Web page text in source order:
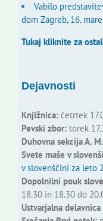
Vabilo
dom Zagreb, 16.
Tukaj kliknite za
Dejavnosti
Knjižnica:četrtek
Pevski zbor:torek
Duhovna sekcija A.
Svete maše v
v slovenščini za leto
Dopolnilni pouk
18.30 in 18.30 do
Ustvarjalna delavnica